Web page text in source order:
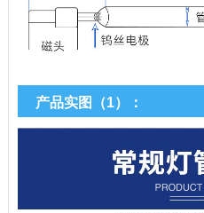
产品实图（1）：